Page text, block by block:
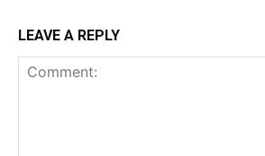
LEAVE A REPLY